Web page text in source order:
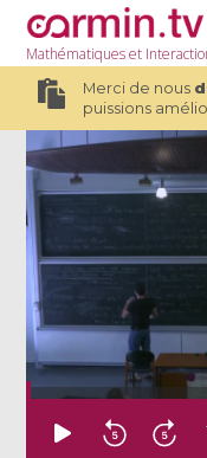
Mathématiqueset
Merci de nous
puissions